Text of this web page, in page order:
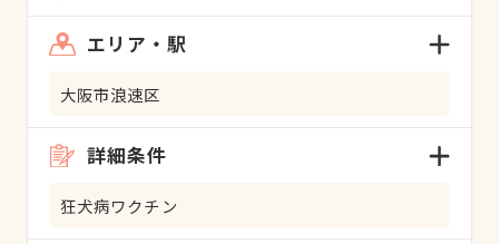
エリア・駅
大阪市浪速区
詳細条件
狂犬病ワクチン